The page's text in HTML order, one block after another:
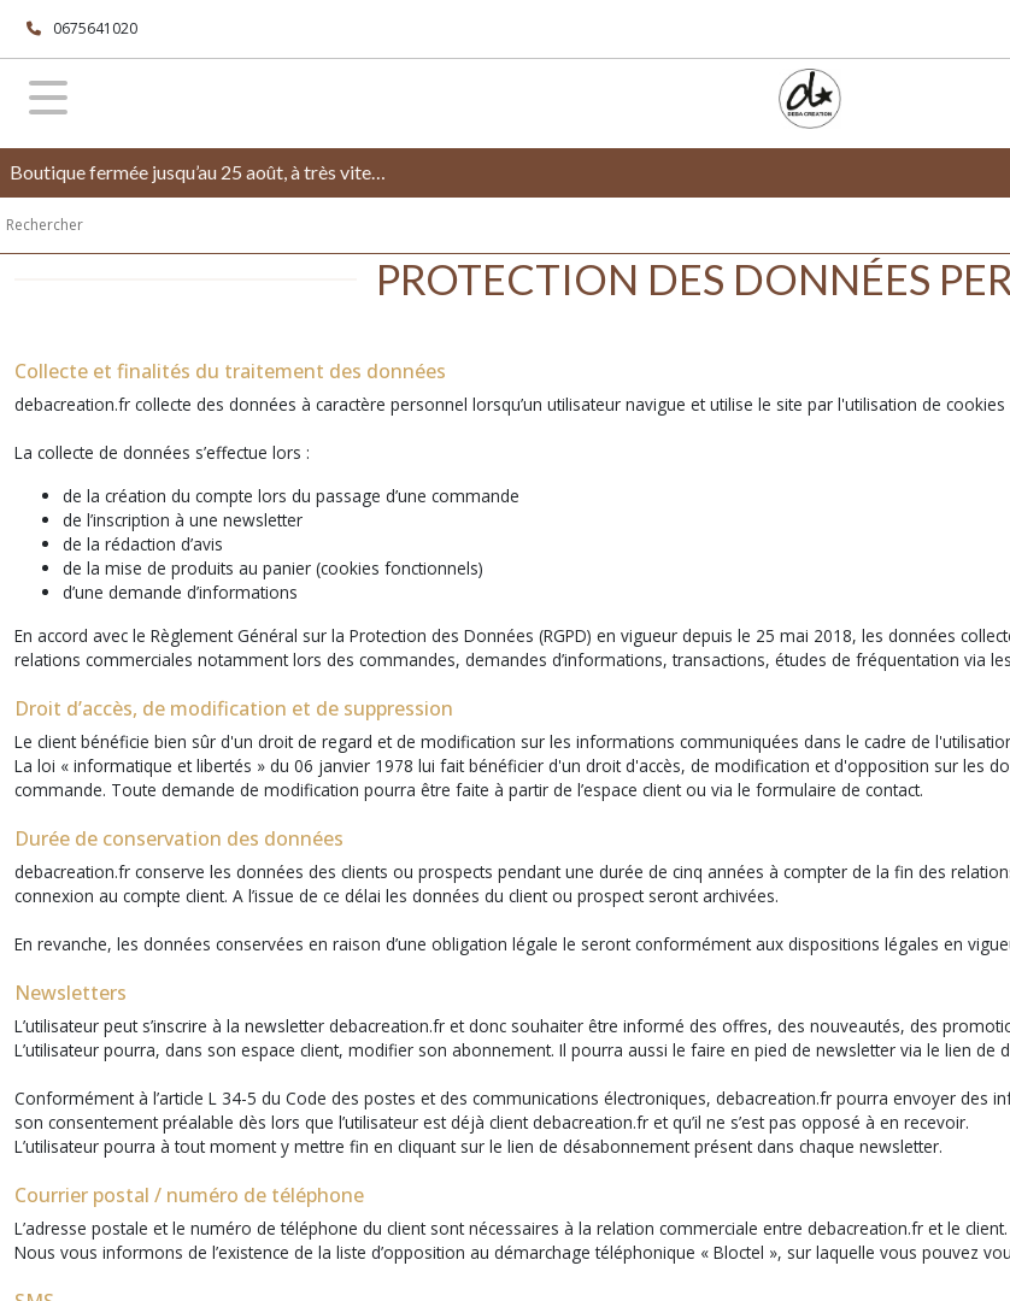
0675641020
Boutique fermée jusqu’au 25 août, à très vite…
PROTECTION DES DONNÉES
Collecte et finalités du traitement des données
debacreation.fr collecte des données à caractère personnel lorsqu’un utilisateur navigue et utilise le site par l'utilisation de
La collecte de données s’effectue lors :
de la création du compte lors du passage d’une commande
de l’inscription à une newsletter
de la rédaction d’avis
de la mise de produits au panier (cookies fonctionnels)
d’une demande d’informations
En accord avec le Règlement Général sur la Protection des Données (RGPD) en vigueur depuis le 25 mai 2018, les données
relations commerciales notamment lors des commandes, demandes d’informations, transactions, études de fréquentation via
Droit d’accès, de modification et de suppression
Le client bénéficie bien sûr d'un droit de regard et de modification sur les informations communiquées dans le cadre de
La loi « informatique et libertés » du 06 janvier 1978 lui fait bénéficier d'un droit d'accès, de modification et d'opposition sur les
commande. Toute demande de modification pourra être faite à partir de l’espace client ou via le formulaire de contact.
Durée de conservation des données
debacreation.fr conserve les données des clients ou prospects pendant une durée de cinq années à compter de la fin des
connexion au compte client. A l’issue de ce délai les données du client ou prospect seront archivées.
En revanche, les données conservées en raison d’une obligation légale le seront conformément aux dispositions légales en
Newsletters
L’utilisateur peut s’inscrire à la newsletter debacreation.fr et donc souhaiter être informé des offres, des nouveautés, des
L’utilisateur pourra, dans son espace client, modifier son abonnement. Il pourra aussi le faire en pied de newsletter via le lien de
Conformément à l’article L 34-5 du Code des postes et des communications électroniques, debacreation.fr pourra envoyer des
son consentement préalable dès lors que l’utilisateur est déjà client debacreation.fr et qu’il ne s’est pas opposé à en recevoir.
L’utilisateur pourra à tout moment y mettre fin en cliquant sur le lien de désabonnement présent dans chaque newsletter.
Courrier postal / numéro de téléphone
L’adresse postale et le numéro de téléphone du client sont nécessaires à la relation commerciale entre debacreation.fr et le client.
Nous vous informons de l’existence de la liste d’opposition au démarchage téléphonique « Bloctel », sur laquelle vous pouvez